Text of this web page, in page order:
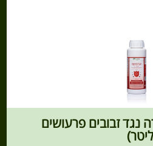
נגד זבובים פרעושים